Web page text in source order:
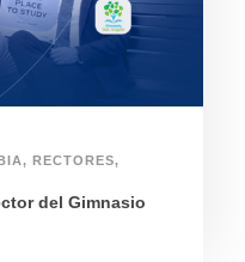
, RECTORES,
del Gimnasio